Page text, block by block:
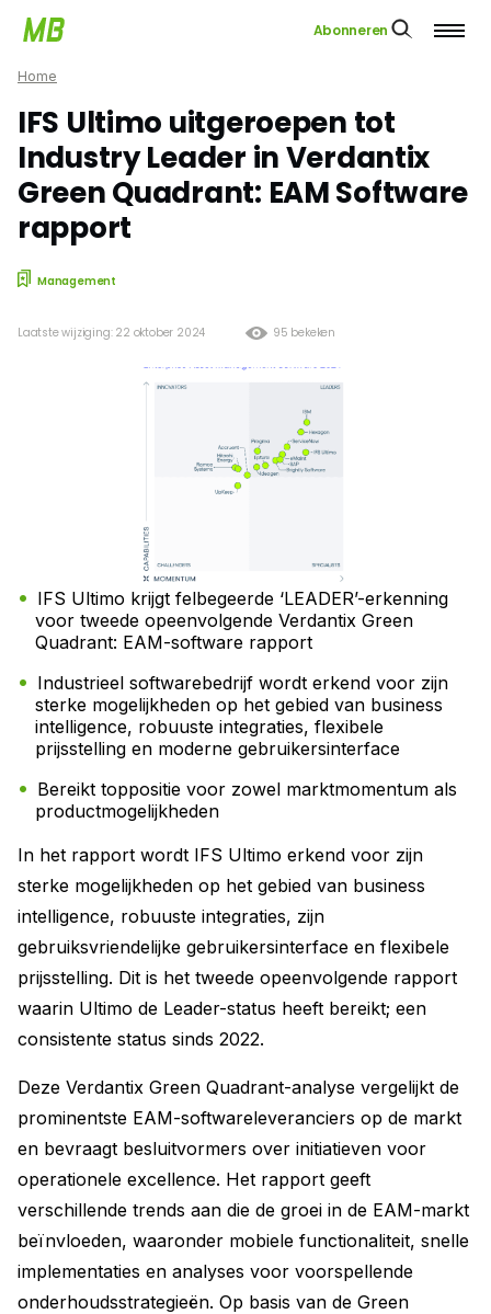
Abonneren
Home
IFS Ultimo uitgeroepen tot
Industry Leader in Verdantix
Green Quadrant: EAM Software
rapport
Management
95 bekeken
Laatste wijziging: 22 oktober 2024
IFS Ultimo krijgt felbegeerde ‘LEADER’-erkenning
voor tweede opeenvolgende Verdantix Green
Quadrant: EAM-software rapport
Industrieel softwarebedrijf wordt erkend voor zijn
sterke mogelijkheden op het gebied van business
intelligence, robuuste integraties, flexibele
prijsstelling en moderne gebruikersinterface
Bereikt toppositie voor zowel marktmomentum als
productmogelijkheden
In het rapport wordt IFS Ultimo erkend voor zijn
sterke mogelijkheden op het gebied van business
intelligence, robuuste integraties, zijn
gebruiksvriendelijke gebruikersinterface en flexibele
prijsstelling. Dit is het tweede opeenvolgende rapport
waarin Ultimo de Leader-status heeft bereikt; een
consistente status sinds 2022.
Deze Verdantix Green Quadrant-analyse vergelijkt de
prominentste EAM-softwareleveranciers op de markt
en bevraagt besluitvormers over initiatieven voor
operationele excellence. Het rapport geeft
verschillende trends aan die de groei in de EAM-markt
beïnvloeden, waaronder mobiele functionaliteit, snelle
implementaties en analyses voor voorspellende
onderhoudsstrategieën. Op basis van de Green